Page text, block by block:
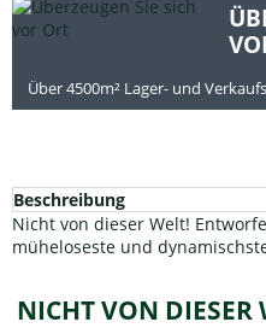
Über 4500m² Lager- und
Beschreibung
Nicht von dieser Welt!
müheloseste und
NICHT VON DIESER